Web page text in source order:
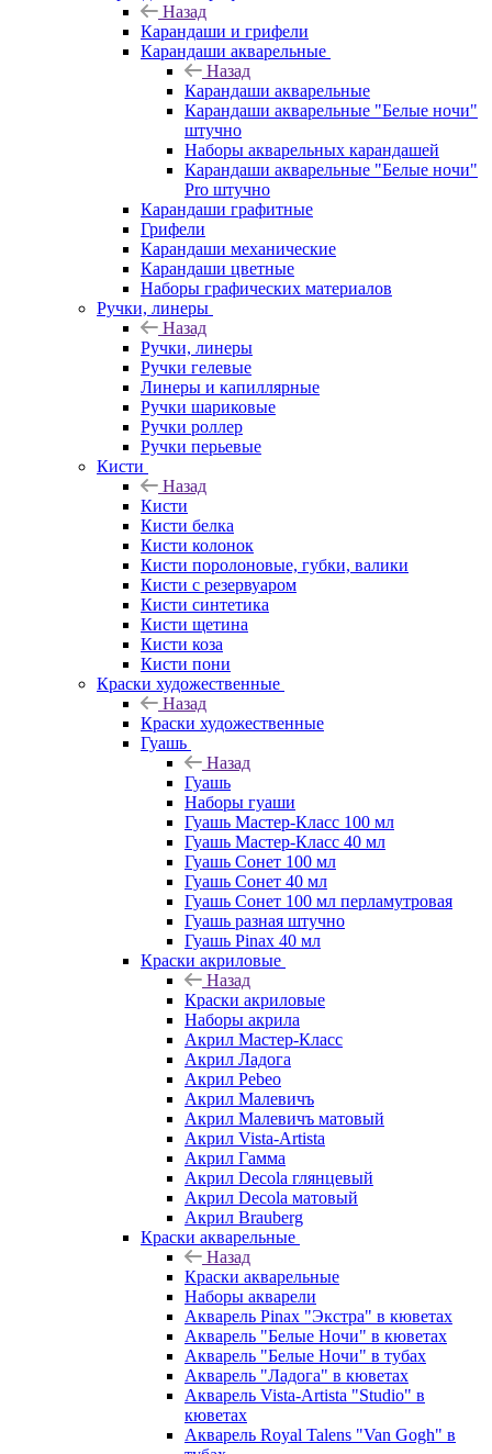
Назад
Карандаши и грифели
Карандаши акварельные
Назад
Карандаши акварельные
Карандаши акварельные "Белые ночи"
штучно
Наборы акварельных карандашей
Карандаши акварельные "Белые ночи"
Pro штучно
Карандаши графитные
Грифели
Карандаши механические
Карандаши цветные
Наборы графических материалов
Ручки, линеры
Назад
Ручки, линеры
Ручки гелевые
Линеры и капиллярные
Ручки шариковые
Ручки роллер
Ручки перьевые
Кисти
Назад
Кисти
Кисти белка
Кисти колонок
Кисти поролоновые, губки, валики
Кисти с резервуаром
Кисти синтетика
Кисти щетина
Кисти коза
Кисти пони
Краски художественные
Назад
Краски художественные
Гуашь
Назад
Гуашь
Наборы гуаши
Гуашь Мастер-Класс 100 мл
Гуашь Мастер-Класс 40 мл
Гуашь Сонет 100 мл
Гуашь Сонет 40 мл
Гуашь Сонет 100 мл перламутровая
Гуашь разная штучно
Гуашь Pinax 40 мл
Краски акриловые
Назад
Краски акриловые
Наборы акрила
Акрил Мастер-Класс
Акрил Ладога
Акрил Pebeo
Акрил Малевичъ
Акрил Малевичъ матовый
Акрил Vista-Artista
Акрил Гамма
Акрил Decola глянцевый
Акрил Decola матовый
Акрил Brauberg
Краски акварельные
Назад
Краски акварельные
Наборы акварели
Акварель Pinax "Экстра" в кюветах
Акварель "Белые Ночи" в кюветах
Акварель "Белые Ночи" в тубах
Акварель "Ладога" в кюветах
Акварель Vista-Artista "Studio" в
кюветах
Акварель Royal Talens "Van Gogh" в